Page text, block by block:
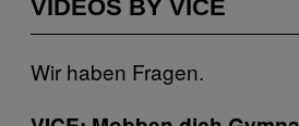
VIDEOS BY VICE
Wir haben Fragen.